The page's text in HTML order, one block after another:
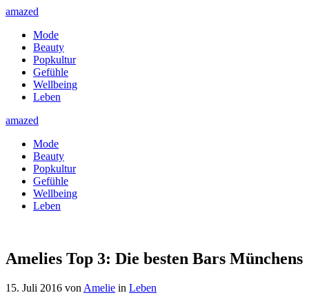
amazed
Mode
Beauty
Popkultur
Gefühle
Wellbeing
Leben
amazed
Mode
Beauty
Popkultur
Gefühle
Wellbeing
Leben
Amelies Top 3: Die besten Bars Münchens
15. Juli 2016 von Amelie in Leben